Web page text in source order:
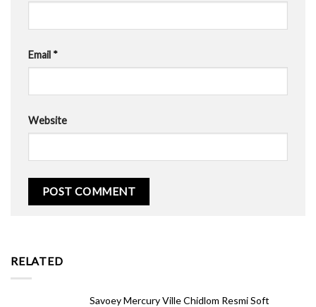
Email *
Website
RELATED
Savoey Mercury Ville Chidlom Resmi Soft